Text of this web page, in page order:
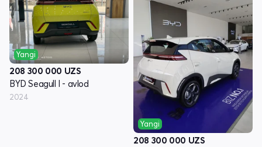
Yangi
208 300 000 UZS
BYD Seagull I - avlod
2024
Yangi
208 300 000 UZS